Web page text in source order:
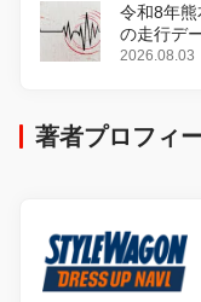
令和8年
の走行デ
2026.08.03
著者プロフィ